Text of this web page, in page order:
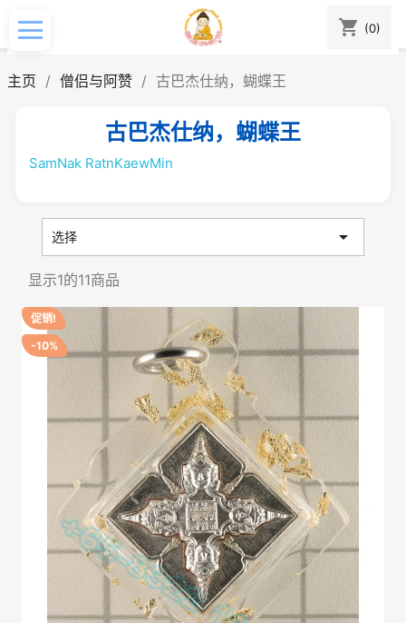
shopping_cart (0)
主页 僧侣与阿赞 古巴杰仕纳，蝴蝶王
古巴杰仕纳，蝴蝶王
SamNak RatnKaewMin
选择 
显示1的11商品
促销!
-10%